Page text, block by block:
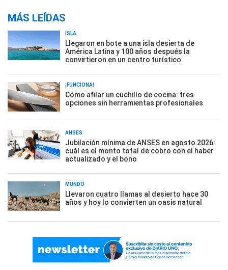
MÁS LEÍDAS
ISLA
Llegaron en bote a una isla desierta de
América Latina y 100 años después la
convirtieron en un centro turístico
¡FUNCIONA!
Cómo afilar un cuchillo de cocina: tres
opciones sin herramientas profesionales
ANSES
Jubilación mínima de ANSES en agosto 2026:
cuál es el monto total de cobro con el haber
actualizado y el bono
MUNDO
Llevaron cuatro llamas al desierto hace 30
años y hoy lo convierten un oasis natural